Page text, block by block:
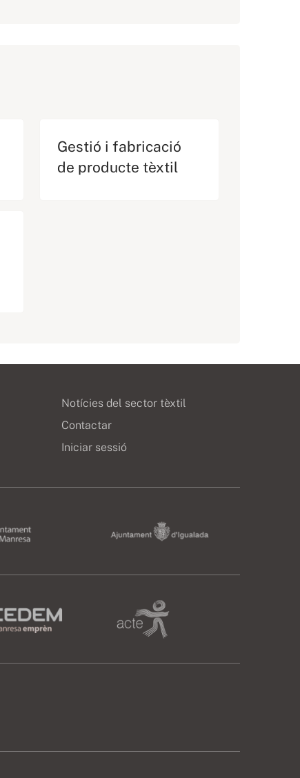
Gestió i fabricació
de producte tèxtil
Notícies del sector tèxtil
Contactar
Iniciar sessió